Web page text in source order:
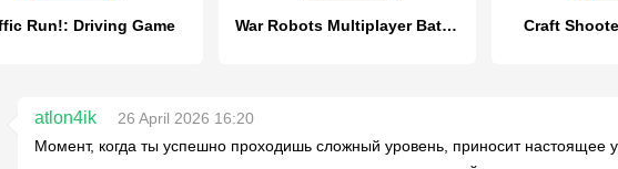
Run!: Driving Game War Robots Multiplayer Battles Craft
atlon4ik
26 April 2026 16:20
Момент, когда ты успешно проходишь сложный уровень, приносит настоящее